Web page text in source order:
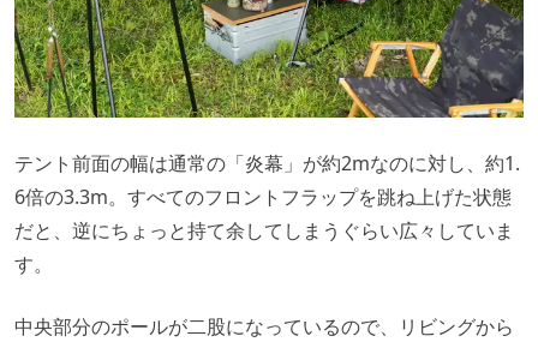
テント前面の幅は通常の「炎幕」が約2mなのに対し、約1.
6倍の3.3m。すべてのフロントフラップを跳ね上げた状態
だと、逆にちょっと持て余してしまうぐらい広々していま
す。
中央部分のポールが二股になっているので、リビングから